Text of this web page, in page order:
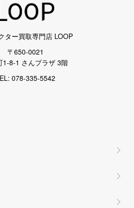
ター買取専門店 LOOP
〒650-0021
1-8-1 さんプラザ 3階
078-335-5542